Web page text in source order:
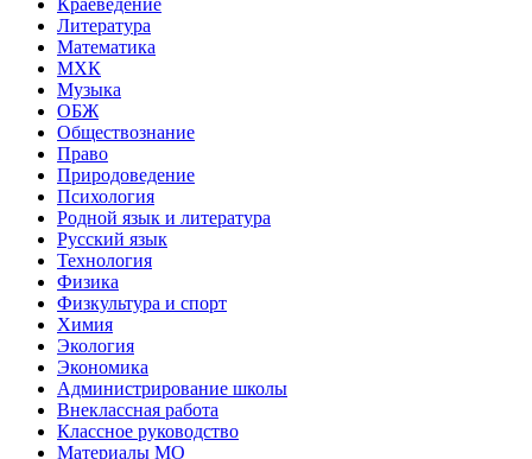
Литература
Математика
МХК
Музыка
ОБЖ
Обществознание
Право
Природоведение
Психология
Родной язык и литература
Русский язык
Технология
Физика
Физкультура и спорт
Химия
Экология
Экономика
Администрирование школы
Внеклассная работа
Классное руководство
Материалы МО